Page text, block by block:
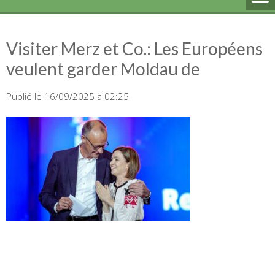
Visiter Merz et Co.: Les Européens
veulent garder Moldau de
Publié le 16/09/2025 à 02:25